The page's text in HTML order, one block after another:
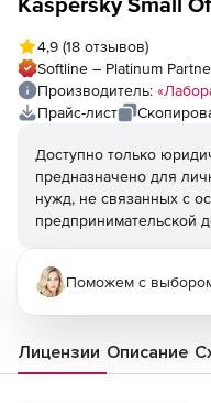
4,9 (18 отзывов)
Softline – Platinum
Производитель:
Прайс-лист
Доступно только
предназначено для
нужд, не связанных с
предпринимательской
Поможем с
Лицензии Описание